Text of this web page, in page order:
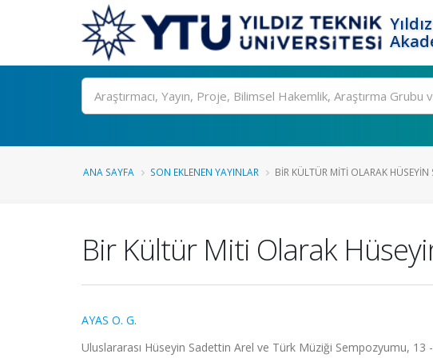
Ara
ANA SAYFA SON EKLENEN YAYINLAR BIR KÜLTÜR MITI OLARAK HÜSEYIN
Bir Kültür Miti Olarak
AYAS O. G.
Uluslararası Hüseyin Sadettin Arel ve Türk Müziği Sempozyumu, 13